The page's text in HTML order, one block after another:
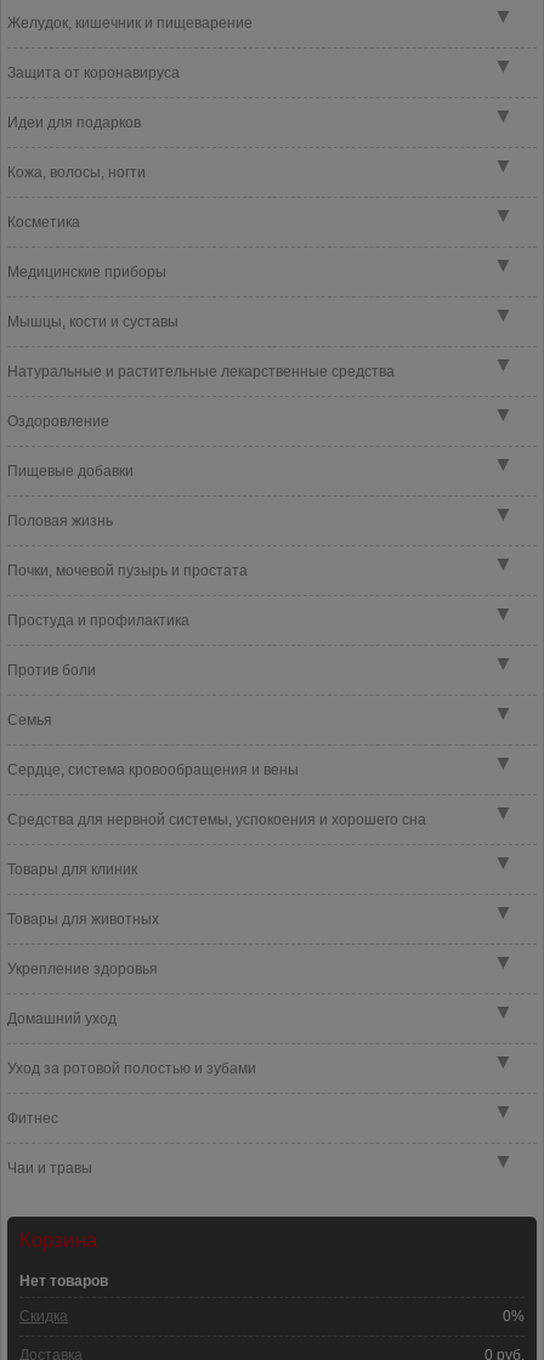
▼
Желудок, кишечник и пищеварение
▼
Защита от коронавируса
▼
Идеи для подарков
▼
Кожа, волосы, ногти
▼
Косметика
▼
Медицинские приборы
▼
Мышцы, кости и суставы
▼
Натуральные и растительные лекарственные средства
▼
Оздоровление
▼
Пищевые добавки
▼
Половая жизнь
▼
Почки, мочевой пузырь и простата
▼
Простуда и профилактика
▼
Против боли
▼
Семья
▼
Сердце, система кровообращения и вены
▼
Средства для нервной системы, успокоения и хорошего сна
▼
Товары для клиник
▼
Товары для животных
▼
Укрепление здоровья
▼
Домашний уход
▼
Уход за ротовой полостью и зубами
▼
Фитнес
▼
Чаи и травы
Корзина
Нет товаров
Скидка 0%
Доставка 0 руб.